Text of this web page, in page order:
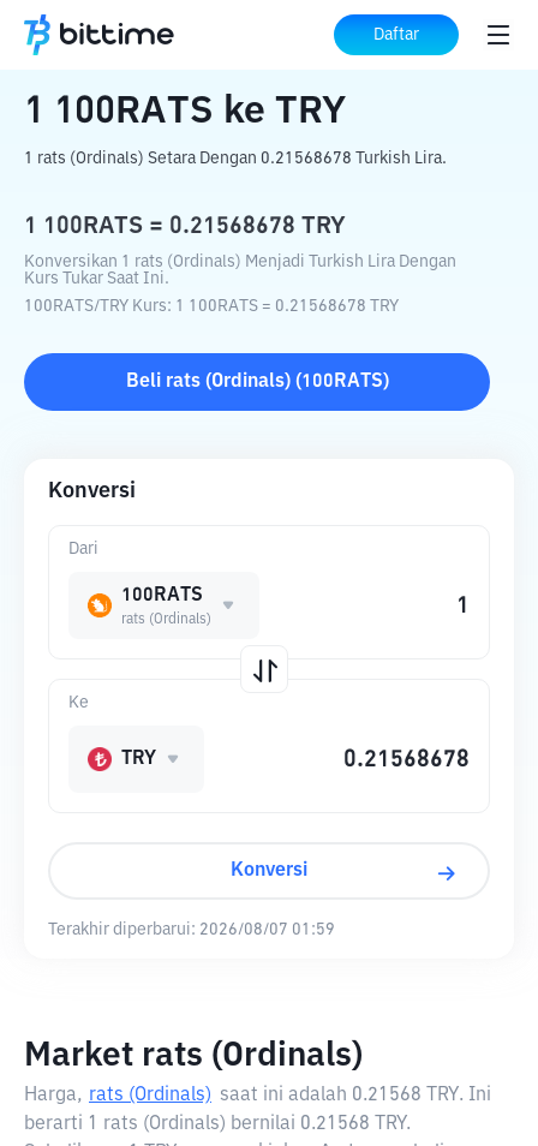
Daftar
Beranda Konverter Kripto 100RATS ke TRY
1 100RATS ke TRY
1 rats (Ordinals) Setara Dengan 0.21568678 Turkish Lira.
1 100RATS = 0.21568678 TRY
Konversikan 1 rats (Ordinals) Menjadi Turkish Lira Dengan
Kurs Tukar Saat Ini.
100RATS/ TRY Kurs: 1 100RATS = 0.21568678 TRY
Beli rats (Ordinals)(100RATS)
Konversi
Dari
100RATS
rats (Ordinals)
Ke
TRY
Konversi
Terakhir diperbarui: 2026/08/07 01:59
Market rats (Ordinals)
Harga, rats (Ordinals) saat ini adalah 0.21568 TRY. Ini
berarti 1 rats (Ordinals) bernilai 0.21568 TRY.